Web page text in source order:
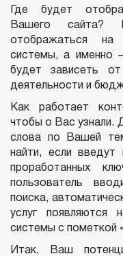
Где будет
Вашего сайта?
отображаться на
системы, а именно
будет зависеть
деятельности и
Как работает
чтобы о Вас узнали.
слова по Вашей
найти, если введут
проработанных
пользователь
поиска,
услуг появляются
системы с пометкой
Итак, Ваш